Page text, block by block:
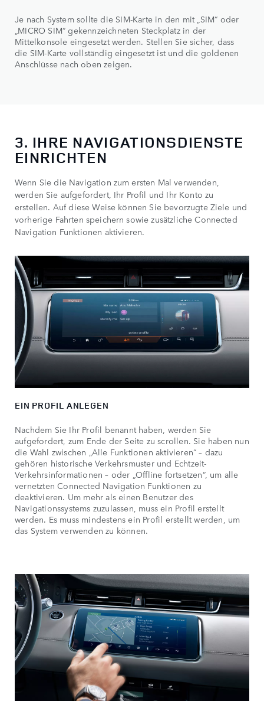
Je nach System sollte die SIM-Karte in den mit „SIM“ oder
„MICRO SIM“ gekennzeichneten Steckplatz in der
Mittelkonsole eingesetzt werden. Stellen Sie sicher, dass
die SIM-Karte vollständig eingesetzt ist und die goldenen
Anschlüsse nach oben zeigen.
3. IHRE NAVIGATIONSDIENSTE
EINRICHTEN
Wenn Sie die Navigation zum ersten Mal verwenden,
werden Sie aufgefordert, Ihr Profil und Ihr Konto zu
erstellen. Auf diese Weise können Sie bevorzugte Ziele und
vorherige Fahrten speichern sowie zusätzliche Connected
Navigation Funktionen aktivieren.
EIN PROFIL ANLEGEN
Nachdem Sie Ihr Profil benannt haben, werden Sie
aufgefordert, zum Ende der Seite zu scrollen. Sie haben nun
die Wahl zwischen „Alle Funktionen aktivieren“ – dazu
gehören historische Verkehrsmuster und Echtzeit-
Verkehrsinformationen – oder „Offline fortsetzen“, um alle
vernetzten Connected Navigation Funktionen zu
deaktivieren. Um mehr als einen Benutzer des
Navigationssystems zuzulassen, muss ein Profil erstellt
werden. Es muss mindestens ein Profil erstellt werden, um
das System verwenden zu können.